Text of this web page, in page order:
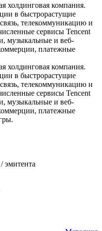
холдинговая компания.
в быстрорастущие
телекоммуникацию и
сервисы Tencent
музыкальные и веб-
платежные
холдинговая компания.
в быстрорастущие
телекоммуникацию и
сервисы Tencent
музыкальные и веб-
платежные
эмитента